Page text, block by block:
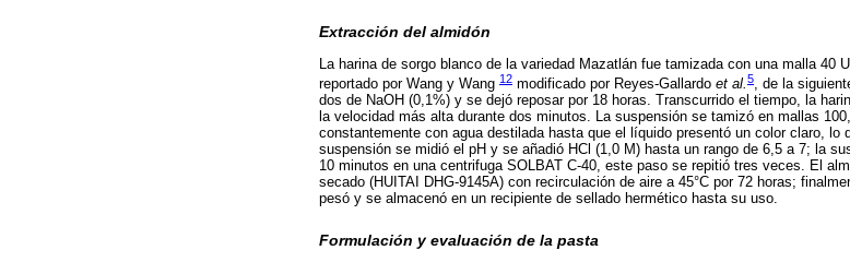
Extracción del almidón
La harina de sorgo blanco de la variedad Mazatlán fue tamizada con una malla
reportado por Wang y Wang 12 modificado por Reyes-Gallardo et al.5, de la
dos de NaOH (0,1%) y se dejó reposar por 18 horas. Transcurrido el tiempo, la
la velocidad más alta durante dos minutos. La suspensión se tamizó en mallas
constantemente con agua destilada hasta que el líquido presentó un color claro, lo
suspensión se midió el pH y se añadió HCl (1,0 M) hasta un rango de 6,5 a 7; la
10 minutos en una centrifuga SOLBAT C-40, este paso se repitió tres veces. El
secado (HUITAI DHG-9145A) con recirculación de aire a 45°C por 72 horas;
pesó y se almacenó en un recipiente de sellado hermético hasta su uso.
Formulación y evaluación de la pasta